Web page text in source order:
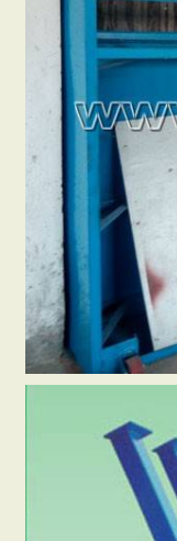
餐桌JXA054
桌,JXA064六